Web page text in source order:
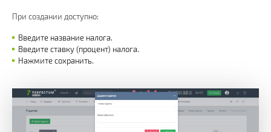
При создании доступно:
Введите название налога.
Введите ставку (процент) налога.
Нажмите сохранить.